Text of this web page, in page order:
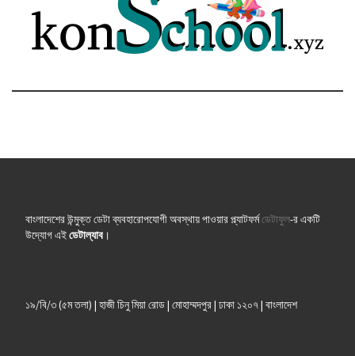
বাংলাদেশের উন্মুক্ত ডেটা ব্যবহারোপযোগী অবস্থায় পাওয়ার প্ল্যাটফর্মডেটাফুল-র একটি
উদ্যোগ এইডেটাল্যাব।
১৯/বি/৩ (৫ম তলা) | হাজী চিনু মিয়া রোড | মোহাম্মদপুর | ঢাকা ১২০৭ | বাংলাদেশ